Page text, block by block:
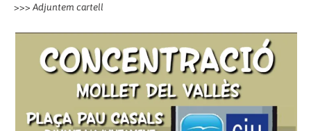
>>> Adjuntem cartell